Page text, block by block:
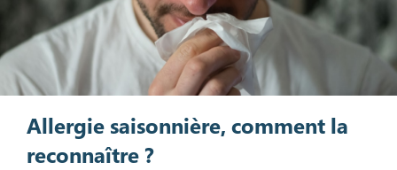
Allergie saisonnière, comment la
reconnaître ?